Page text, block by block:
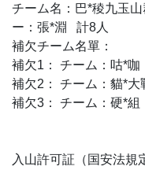
チーム名：巴*稜九玉
ー：張*淵 計8人
補欠チーム名單：
補欠1： チーム：咕*
補欠2： チーム：貓*
補欠3： チーム：硬*
入山許可証（国安法規